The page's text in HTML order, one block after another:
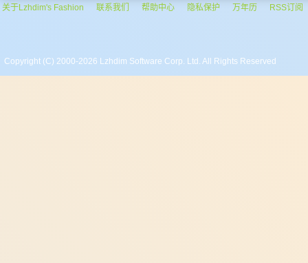
关于Lzhdim's Fashion 联系我们 帮助中心 隐私保护 万年历 RSS订阅
Copyright (C) 2000-2026 Lzhdim Software Corp. Ltd. All Rights Reserved